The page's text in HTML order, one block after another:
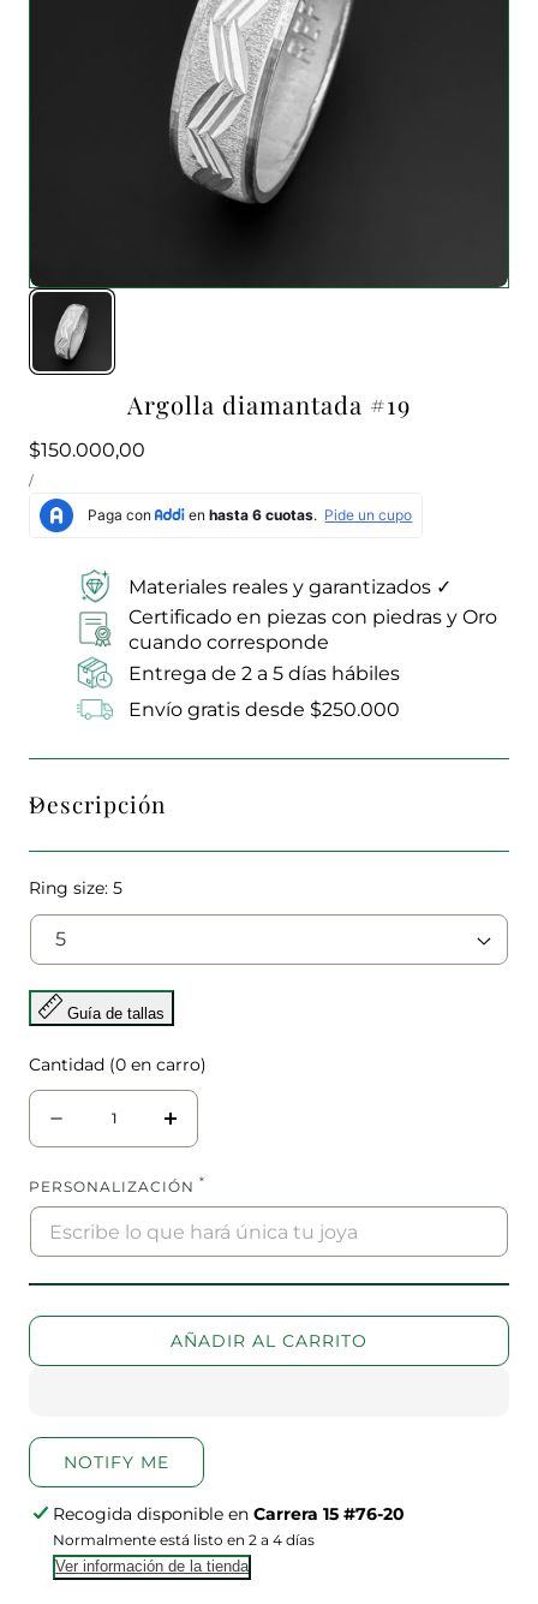
Argolla diamantada #19
Precio
habitual
$150.000,00
PRECIO
UNITARIO
/POR
Materiales reales y garantizados ✓
Certificado en piezas con piedras y Oro
cuando corresponde
Entrega de 2 a 5 días hábiles
Envío gratis desde $250.000
Descripción
Ring size: 5
Guía de tallas
Cantidad (0 en carro)
Cantidad
Disminuir
cantidad
para
Argolla
diamantada
#19
aumentar
la
cantidad
para
Argolla
diamantada
#19
PERSONALIZACIÓN*
AÑADIR AL CARRITO
NOTIFY ME
Recogida disponible enCarrera 15 #76-20
Normalmente está listo en 2 a 4 días
Ver información de la tienda